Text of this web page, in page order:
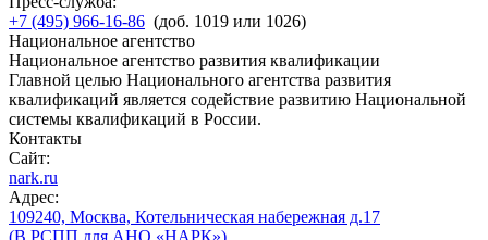
+7 (495) 966-16-86 (доб. 1019 или 1026)
Национальное агентство
Национальное агентство развития квалификации
Главной целью Национального агентства развития
квалификаций является содействие развитию Национальной
системы квалификаций в России.
Контакты
Сайт:
nark.ru
Адрес:
109240, Москва, Котельническая набережная д.17
(В РСПП для АНО «НАРК»)